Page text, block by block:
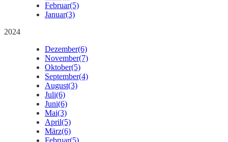
Februar(5)
Januar(3)
2024
Dezember(6)
November(7)
Oktober(5)
September(4)
August(3)
Juli(6)
Juni(6)
Mai(3)
April(5)
März(6)